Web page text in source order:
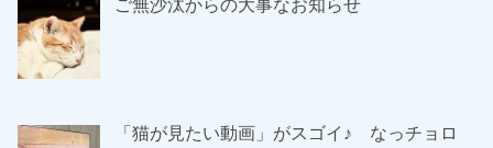
ご無沙汰からの大事なお知らせ
「猫が見たい動画」がスゴイ♪ なっチョロ